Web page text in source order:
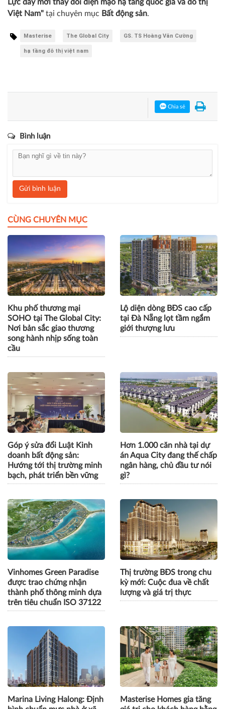
triển của dân tộc mới.
Quang Khải
GS. TS Hoàng Văn Cường
Gửi bình luận
CÙNG CHUYÊN MỤC
Khu phố thương mại
SOHO tại The Global City:
Nơi bản sắc giao thương
song hành nhịp sống toàn
cầu
Lộ diện dòng BĐS cao cấp
tại Đà Nẵng lọt tầm ngắm
giới thượng lưu
Góp ý sửa đổi Luật Kinh
doanh bất động sản:
Hướng tới thị trường minh
bạch, phát triển bền vững
Hơn 1.000 căn nhà tại dự
án Aqua City đang thế chấp
ngân hàng, chủ đầu tư nói
gì?
Vinhomes Green Paradise
được trao chứng nhận
thành phố thông minh dựa
trên tiêu chuẩn ISO 37122
Thị trường BĐS trong chu
kỳ mới: Cuộc đua về chất
lượng và giá trị thực